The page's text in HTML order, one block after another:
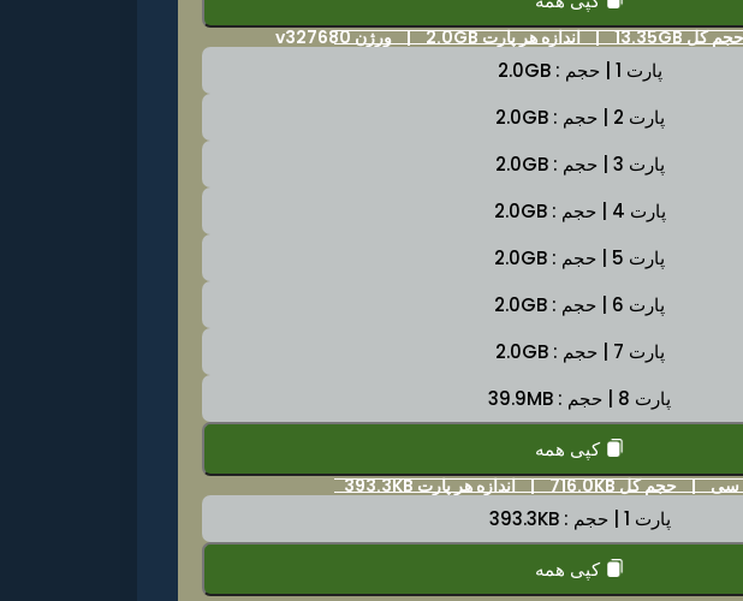
حجم کل 13.35GB | اندازه هر پارت 2.0GB | ورژن v327680
پارت 1 | حجم : 2.0GB
پارت 2 | حجم : 2.0GB
پارت 3 | حجم : 2.0GB
پارت 4 | حجم : 2.0GB
پارت 5 | حجم : 2.0GB
پارت 6 | حجم : 2.0GB
پارت 7 | حجم : 2.0GB
پارت 8 | حجم : 39.9MB
کپی همه
سی | حجم کل 716.0KB | اندازه هر پارت 393.3KB
پارت 1 | حجم : 393.3KB
کپی همه